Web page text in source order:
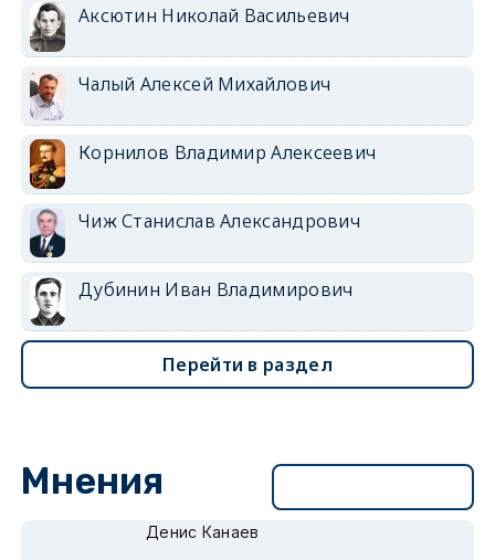
Аксютин Николай Васильевич
Чалый Алексей Михайлович
Корнилов Владимир Алексеевич
Чиж Станислав Александрович
Дубинин Иван Владимирович
Перейти в раздел
Мнения
Денис Канаев